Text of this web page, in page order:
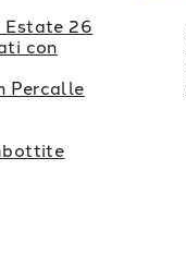
Estate 26
con
Percalle